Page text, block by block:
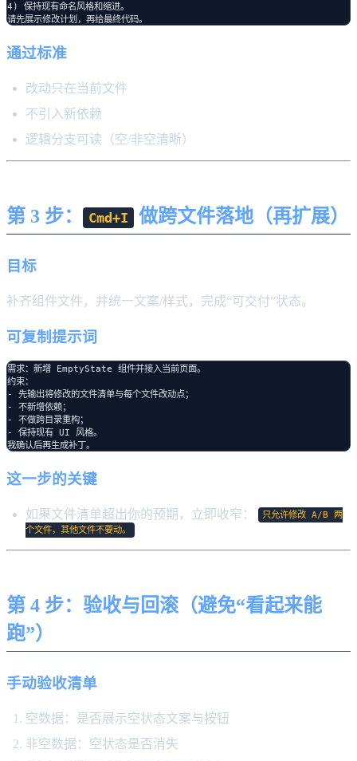
4) 保持现有命名风格和缩进。
通过标准
改动只在当前文件
不引入新依赖
逻辑分支可读（空/非空清晰）
第 3 步： Cmd+I 做跨文件落地（再扩展）
目标
补齐组件文件，并统一文案/样式，完成“可交付”状态。
可复制提示词
需求：新增 EmptyState 组件并接入当前页面。
约束：
- 先输出将修改的文件清单与每个文件改动点；
- 不新增依赖；
- 不做跨目录重构；
- 保持现有 UI 风格。
这一步的关键
如果文件清单超出你的预期，立即收窄：
只允许修改 A/B 两
个文件，其他文件不要动。
第 4 步：验收与回滚（避免“看起来能
跑”）
手动验收清单
空数据：是否展示空状态文案与按钮
非空数据：空状态是否消失